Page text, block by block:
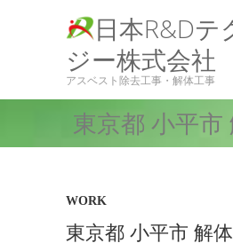
日本R&Dテ
ジー株式会社
アスベスト除去工事・解体工事
東京都 小平市
WORK
東京都 小平市 解